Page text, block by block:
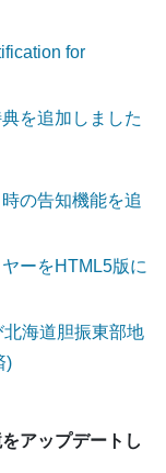
for
を追加しました
の告知機能を追
ーをHTML5版に
海道胆振東部地
)
アップデートし